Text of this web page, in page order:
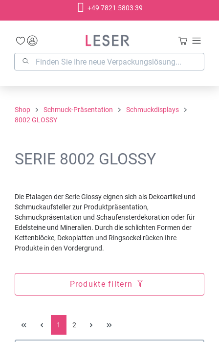
+49 7821 5803 39
Shop Schmuck-Präsentation
Schmuckdisplays
8002 GLOSSY
SERIE 8002 GLOSSY
Die Etalagen der Serie Glossy eignen sich als Dekoartikel und
Schmuckaufsteller zur Produktpräsentation,
Schmuckpräsentation und Schaufensterdekoration oder für
Edelsteine und Mineralien. Durch die schlichten Formen der
Kettenblöcke, Dekoplatten und Ringsockel rücken Ihre
Produkte in den Vordergrund.
Produkte filtern
1 2